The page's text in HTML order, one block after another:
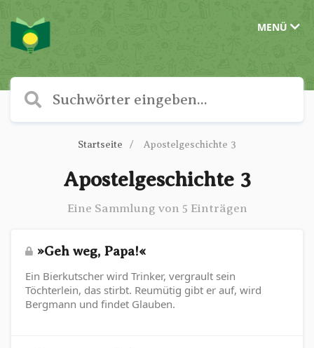
MENÜ
Startseite Apostelgeschichte 3
Apostelgeschichte 3
Eine Sammlung von 5 Einträgen
»Geh weg, Papa!«
Ein Bierkutscher wird Trinker, vergrault sein
Töchterlein, das stirbt. Reumütig gibt er auf, wird
Bergmann und findet Glauben.